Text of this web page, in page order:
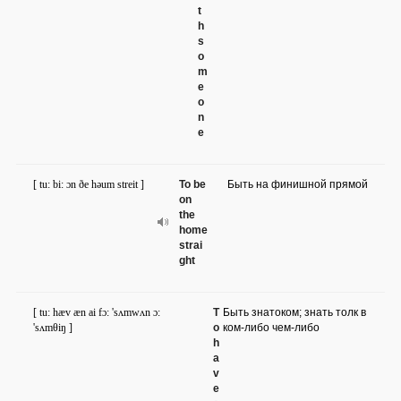
t
h
s
o
m
e
o
n
e
To be
on
the
home
strai
ght
[ tu: bi: ɔn ðe həum streit ] Быть на финишной прямой
T
o
h
a
v
e
[ tu: hæv æn ai fɔ: 'sʌmwʌn ɔ:
'sʌmθiŋ ]
Быть знатоком; знать толк в
ком-либо чем-либо